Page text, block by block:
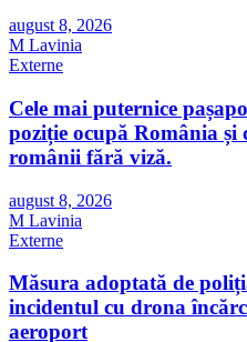
august 8, 2026
M Lavinia
Externe
Cele mai puternice
poziție ocupă România și
românii fără viză.
august 8, 2026
M Lavinia
Externe
Măsura adoptată de
incidentul cu drona
aeroport